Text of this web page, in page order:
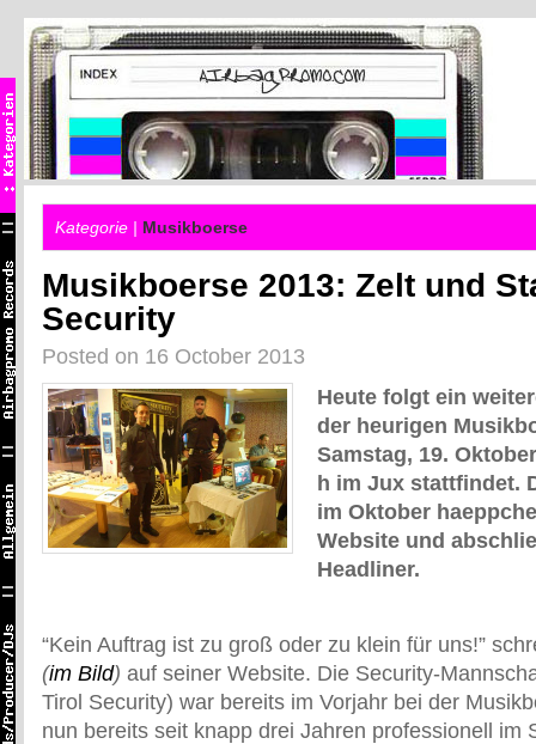
Kategorie | Musikboerse
Musikboerse 2013: Zelt und
Security
Posted on 16 October 2013
Heute folgt ein
der heurigen
Samstag, 19.
h im Jux stattfindet.
im Oktober
Website und
Headliner.
“Kein Auftrag ist zu groß oder zu klein für uns!”
(im Bild) auf seiner Website. Die Security-
Tirol Security) war bereits im Vorjahr bei der
nun bereits seit knapp drei Jahren professionell im